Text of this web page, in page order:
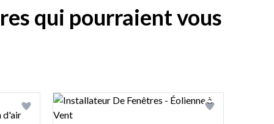
qui pourraient vous
Add logo to shortlist Add logo to
Logo preview image